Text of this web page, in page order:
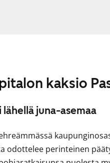
kaksio
juna-asemaa
odottelee perinteinen